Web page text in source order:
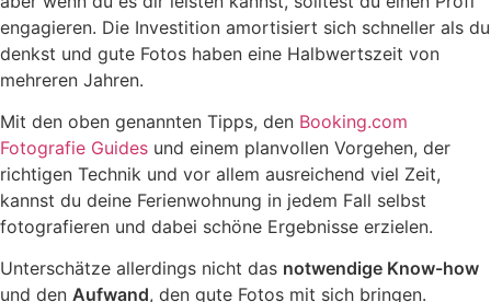
engagieren. Die Investition amortisiert sich schneller als du
denkst und gute Fotos haben eine Halbwertszeit von
mehreren Jahren.
Mit den oben genannten Tipps, den Booking.com
Fotografie Guides und einem planvollen Vorgehen, der
richtigen Technik und vor allem ausreichend viel Zeit,
kannst du deine Ferienwohnung in jedem Fall selbst
fotografieren und dabei schöne Ergebnisse erzielen.
Unterschätze allerdings nicht das notwendige Know-how
und den Aufwand, den gute Fotos mit sich bringen.